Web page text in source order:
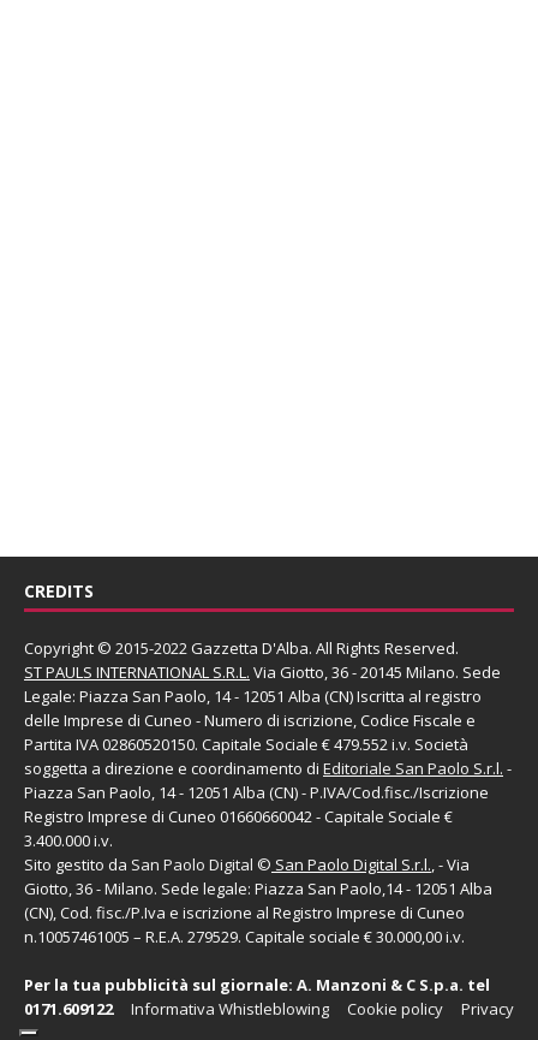
CREDITS
Copyright © 2015-2022 Gazzetta D'Alba. All Rights Reserved.
ST PAULS INTERNATIONAL S.R.L. Via Giotto, 36 - 20145 Milano. Sede
Legale: Piazza San Paolo, 14 - 12051 Alba (CN) Iscritta al registro
delle Imprese di Cuneo - Numero di iscrizione, Codice Fiscale e
Partita IVA 02860520150. Capitale Sociale € 479.552 i.v. Società
soggetta a direzione e coordinamento di Editoriale San Paolo S.r.l. -
Piazza San Paolo, 14 - 12051 Alba (CN) - P.IVA/Cod.fisc./Iscrizione
Registro Imprese di Cuneo 01660660042 - Capitale Sociale €
3.400.000 i.v.
Sito gestito da San Paolo Digital © San Paolo Digital S.r.l., - Via
Giotto, 36 - Milano. Sede legale: Piazza San Paolo,14 - 12051 Alba
(CN), Cod. fisc./P.Iva e iscrizione al Registro Imprese di Cuneo
n.10057461005 – R.E.A. 279529. Capitale sociale € 30.000,00 i.v.
Per la tua pubblicità sul giornale: A. Manzoni & C S.p.a. tel
0171.609122
Privacy
Cookie policy
Informativa Whistleblowing